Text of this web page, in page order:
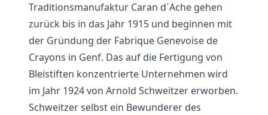
Traditionsmanufaktur Caran d´Ache gehen
zurück bis in das Jahr 1915 und beginnen mit
der Gründung der Fabrique Genevoise de
Crayons in Genf. Das auf die Fertigung von
Bleistiften konzentrierte Unternehmen wird
im Jahr 1924 von Arnold Schweitzer erworben.
Schweitzer selbst ein Bewunderer des